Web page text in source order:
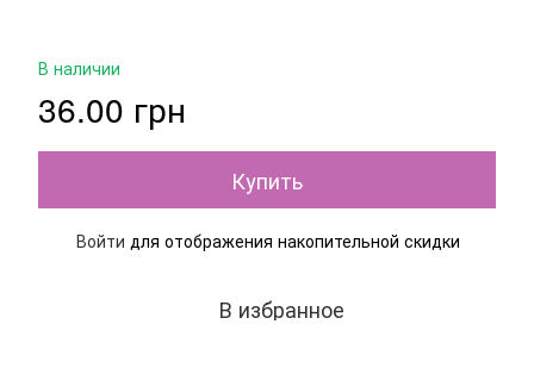
В наличии
36.00 грн
Купить
Войти для отображения накопительной скидки
В избранное